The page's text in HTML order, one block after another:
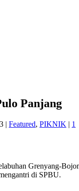
Panjang
| Featured, PIKNIK | 1
Grenyang-
di SPBU.